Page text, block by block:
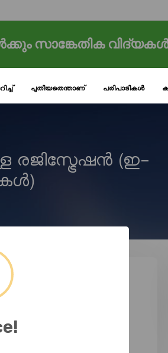
സാങ്കേതിക
പുതിയതെന്താണ് പരിപാടികൾ
(ഇ-
viewform